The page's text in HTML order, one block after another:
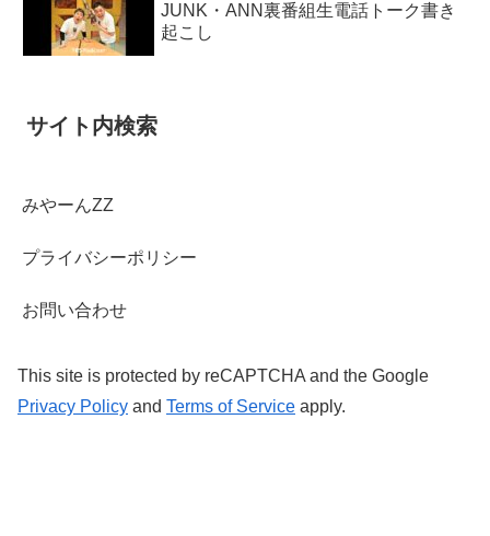
JUNK・ANN裏番組生電話トーク書き
起こし
サイト内検索
みやーんZZ
プライバシーポリシー
お問い合わせ
This site is protected by reCAPTCHA and the Google
Privacy Policy and Terms of Service apply.